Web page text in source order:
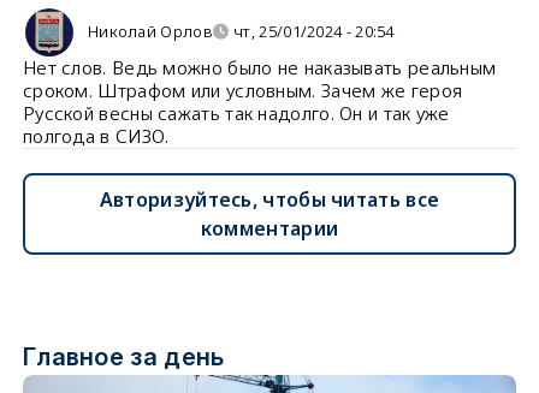
Николай Орлов чт, 25/01/2024 - 20:54
Нет слов. Ведь можно было не наказывать реальным
сроком. Штрафом или условным. Зачем же героя
Русской весны сажать так надолго. Он и так уже
полгода в СИЗО.
Авторизуйтесь, чтобы читать все
комментарии
Главное за день